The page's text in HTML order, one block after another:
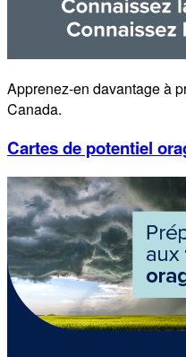
Apprenez-en davantage à
Canada.
Cartes de potentiel